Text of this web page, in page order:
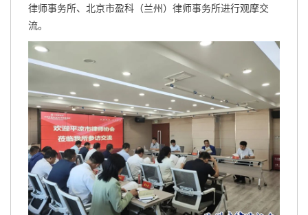
律师事务所、北京市盈科（兰州）律师事务所进行观摩交
流。